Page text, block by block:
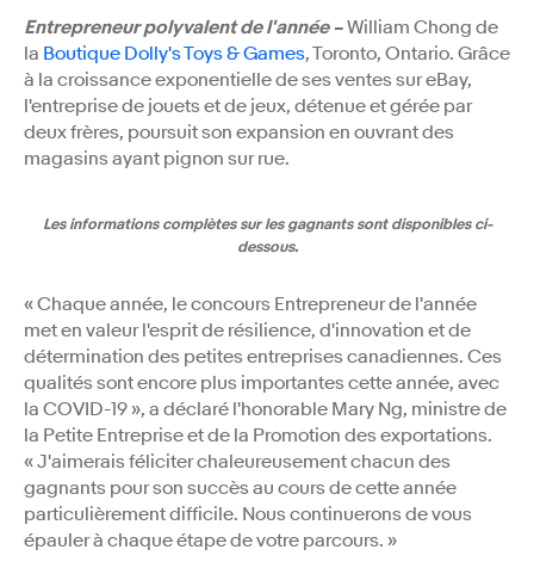
Entrepreneur polyvalent de l'année –William Chong de
la Boutique Dolly's Toys & Games, Toronto, Ontario. Grâce
à la croissance exponentielle de ses ventes sur eBay,
l'entreprise de jouets et de jeux, détenue et gérée par
deux frères, poursuit son expansion en ouvrant des
magasins ayant pignon sur rue.
Les informations complètes sur les gagnants sont disponibles ci-
dessous.
« Chaque année, le concours Entrepreneur de l'année
met en valeur l'esprit de résilience, d'innovation et de
détermination des petites entreprises canadiennes. Ces
qualités sont encore plus importantes cette année, avec
la COVID-19 », a déclaré l'honorable Mary Ng, ministre de
la Petite Entreprise et de la Promotion des exportations.
« J'aimerais féliciter chaleureusement chacun des
gagnants pour son succès au cours de cette année
particulièrement difficile. Nous continuerons de vous
épauler à chaque étape de votre parcours. »